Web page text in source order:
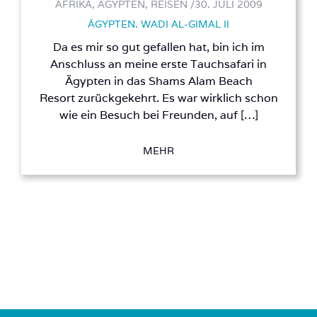
AFRIKA, ÄGYPTEN, REISEN /30. JULI 2009
ÄGYPTEN. WADI AL-GIMAL II
Da es mir so gut gefallen hat, bin ich im
Anschluss an meine erste Tauchsafari in
Ägypten in das Shams Alam Beach
Resort zurückgekehrt. Es war wirklich schon
wie ein Besuch bei Freunden, auf […]
MEHR